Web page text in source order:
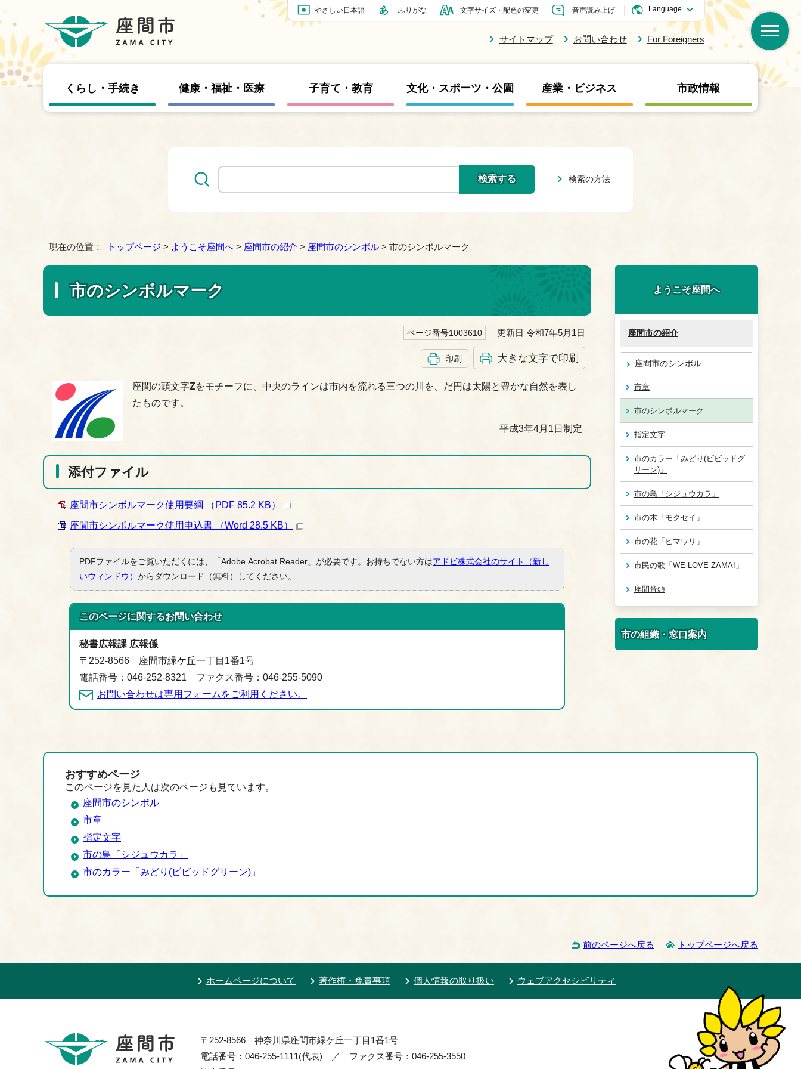
やさしい日本語 ふりがな 文字サイズ・配色の変更 音声読み上げ
サイトマップ お問い合わせ For Foreigners
くらし・手続き 健康・福祉・医療 子育て・教育 文化・スポーツ・公園 産業・ビジネス 市政情報
検索の方法
現在の位置： トップページ > ようこそ座間へ > 座間市の紹介 > 座間市のシンボル > 市のシンボルマーク
市のシンボルマーク
ページ番号1003610 更新日 令和7年5月1日
印刷 大きな文字で印刷
座間の頭文字Zをモチーフに、中央のラインは市内を流れる三つの川を、だ円は太陽と豊かな自然を表し
たものです。
平成3年4月1日制定
添付ファイル
座間市シンボルマーク使用要綱 （PDF 85.2 KB）
座間市シンボルマーク使用申込書 （Word 28.5 KB）
PDFファイルをご覧いただくには、「Adobe Acrobat Reader」が必要です。お持ちでない方はアドビ株式会社のサイト（新し
いウィンドウ） からダウンロード（無料）してください。
このページに関するお問い合わせ
秘書広報課 広報係
〒252-8566 座間市緑ケ丘一丁目1番1号
電話番号：046-252-8321 ファクス番号：046-255-5090
お問い合わせは専用フォームをご利用ください。
ようこそ座間へ
座間市の紹介
座間市のシンボル
市章
市のシンボルマーク
指定文字
市のカラー「みどり(ビビッドグ
リーン)」
市の鳥「シジュウカラ」
市の木「モクセイ」
市の花「ヒマワリ」
市民の歌「WE LOVE ZAMA!」
座間音頭
市の組織・窓口案内
おすすめページ
このページを見た人は次のページも見ています。
座間市のシンボル
市章
指定文字
市の鳥「シジュウカラ」
市のカラー「みどり(ビビッドグリーン)」
前のページへ戻る トップページへ戻る
ホームページについて 著作権・免責事項 個人情報の取り扱い ウェブアクセシビリティ
〒252-8566 神奈川県座間市緑ケ丘一丁目1番1号
電話番号：046-255-1111(代表) ／ ファクス番号：046-255-3550